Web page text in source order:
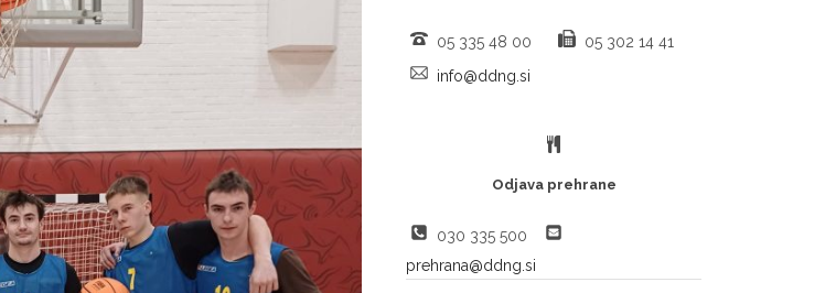
05 335 48 00
05 302 14 41
info@ddng.si
Odjava prehrane
030 335 500
prehrana@ddng.si